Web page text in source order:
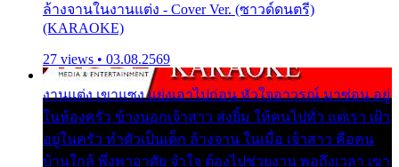
ล้างจานในงานแต่ง - Cover Ver. (ซาวด์ดนตรี)
(KARAOKE)
27 views • 03.08.2569
งานแต่ง เขาแซง แย่งเอาไปก่อน หัวใจอาวรณ์ มาซ่อน อยู่
ในห้องครัว ข้างนอกเจ้าสาว ส่งยิ้ม ให้คนไปทั่ว แต่เรา เฝ้า
อยู่ในครัว ทำตัวเป็นเด็ก ล้างจาน ในเมื่อ เจ้าสาว คือคน
บ้านใกล้ พึ่งพาอาศัย จำใจ ต้องไปช่วยงาน พอถึงเวลา เขา